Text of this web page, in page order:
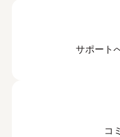
サポート
コ